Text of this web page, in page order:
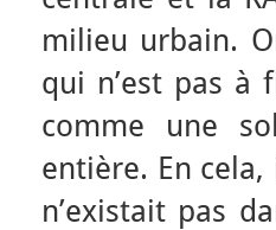
milieu urbain.
qui n’est pas à
comme une
entière. En cela,
n’existait pas